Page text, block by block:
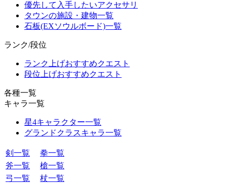
優先して入手したいアクセサリ
タウンの施設・建物一覧
石板(EXソウルボード)一覧
ランク/段位
ランク上げおすすめクエスト
段位上げおすすめクエスト
各種一覧
キャラ一覧
星4キャラクター一覧
グランドクラスキャラ一覧
剣一覧
拳一覧
斧一覧
槍一覧
弓一覧
杖一覧